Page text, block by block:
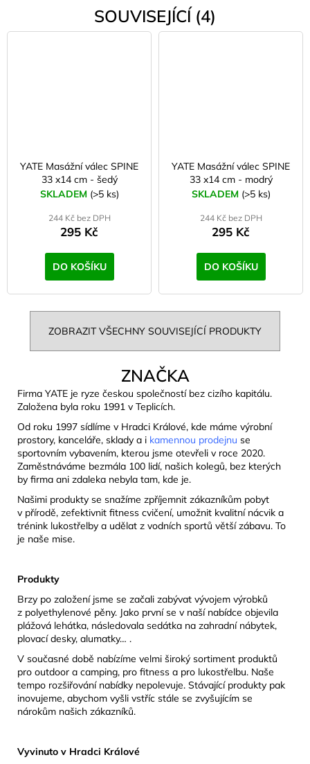
SOUVISEJÍCÍ (4)
YATE Masážní válec SPINE
33 x14 cm - šedý
SKLADEM (>5 ks)
244 Kč bez DPH
295 Kč
DO KOŠÍKU
YATE Masážní válec SPINE
33 x14 cm - modrý
SKLADEM (>5 ks)
244 Kč bez DPH
295 Kč
DO KOŠÍKU
ZOBRAZIT VŠECHNY SOUVISEJÍCÍ PRODUKTY
ZNAČKA
Firma YATE je ryze českou společností bez cizího kapitálu.
Založena byla roku 1991 v Teplicích.
Od roku 1997 sídlíme v Hradci Králové, kde máme výrobní
prostory, kanceláře, sklady a i kamennou prodejnu se
sportovním vybavením, kterou jsme otevřeli v roce 2020.
Zaměstnáváme bezmála 100 lidí, našich kolegů, bez kterých
by firma ani zdaleka nebyla tam, kde je.
Našimi produkty se snažíme zpříjemnit zákazníkům pobyt
v přírodě, zefektivnit fitness cvičení, umožnit kvalitní nácvik a
trénink lukostřelby a udělat z vodních sportů větší zábavu. To
je naše mise.
Produkty
Brzy po založení jsme se začali zabývat vývojem výrobků
z polyethylenové pěny. Jako první se v naší nabídce objevila
plážová lehátka, následovala sedátka na zahradní nábytek,
plovací desky, alumatky… .
V současné době nabízíme velmi široký sortiment produktů
pro outdoor a camping, pro fitness a pro lukostřelbu. Naše
tempo rozšiřování nabídky nepolevuje. Stávající produkty pak
inovujeme, abychom vyšli vstříc stále se zvyšujícím se
nárokům našich zákazníků.
Vyvinuto v Hradci Králové